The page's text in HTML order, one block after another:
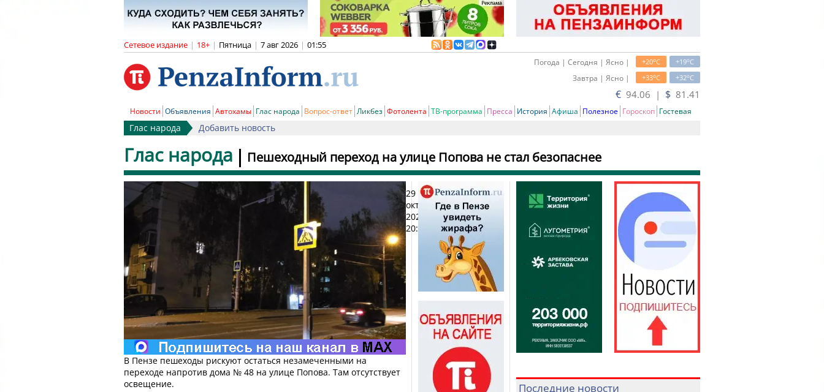
Сетевое издание | 18+ | Пятница | 7 авг 2026 | 01:55
+19oC
+20oC
Погода | Сегодня | Ясно |
+32oC
+33oC
Завтра | Ясно |
€ 94.06 | $ 81.41
Новости Объявления Автохамы Глас народа Вопрос-ответ Ликбез Фотолента ТВ-программа Пресса История Афиша Полезное Гороскоп Гостевая
Глас народа Добавить новость
Пешеходный переход на улице Попова не стал безопаснее
Глас народа
29
октября
2025,
20:35
Печать
В Пензе пешеходы рискуют остаться незамеченными на
переходе напротив дома № 48 на улице Попова. Там отсутствует
освещение.
Последние новости